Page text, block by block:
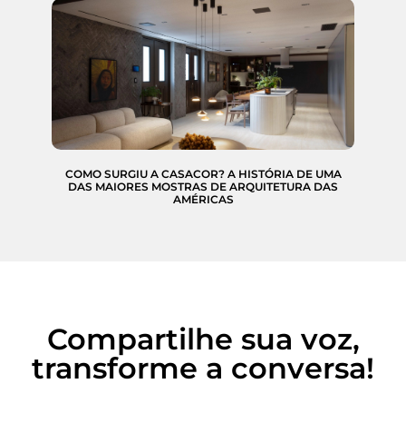
COMO SURGIU A CASACOR? A HISTÓRIA DE UMA
DAS MAIORES MOSTRAS DE ARQUITETURA DAS
AMÉRICAS
Compartilhe sua voz,
transforme a conversa!